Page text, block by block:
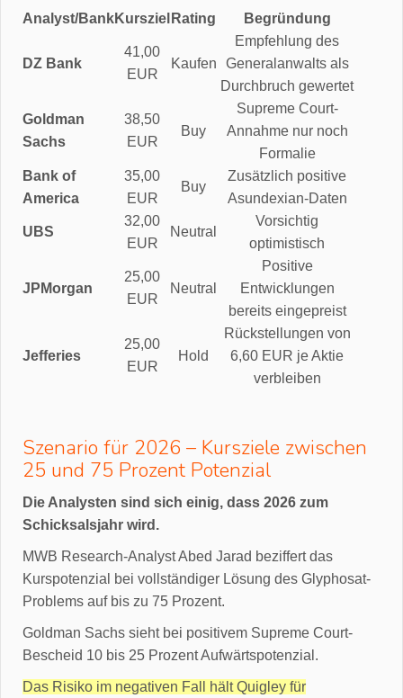
Analyst/BankKursziel Rating Begründung
DZ Bank
41,00
EUR
Kaufen
Empfehlung des
Generalanwalts als
Durchbruch gewertet
Goldman
Sachs
38,50
EUR
Buy
Supreme Court-
Annahme nur noch
Formalie
Bank of
America
35,00
EUR
Buy
Zusätzlich positive
Asundexian-Daten
UBS
32,00
EUR
Neutral
Vorsichtig
optimistisch
JPMorgan
25,00
EUR
Neutral
Positive
Entwicklungen
bereits eingepreist
Jefferies
25,00
EUR
Hold
Rückstellungen von
6,60 EUR je Aktie
verbleiben
Szenario für 2026 – Kursziele zwischen
25 und 75 Prozent Potenzial
Die Analysten sind sich einig, dass 2026 zum
Schicksalsjahr wird.
MWB Research-Analyst Abed Jarad beziffert das
Kurspotenzial bei vollständiger Lösung des Glyphosat-
Problems auf bis zu 75 Prozent.
Goldman Sachs sieht bei positivem Supreme Court-
Bescheid 10 bis 25 Prozent Aufwärtspotenzial.
Das Risiko im negativen Fall hält Quigley für